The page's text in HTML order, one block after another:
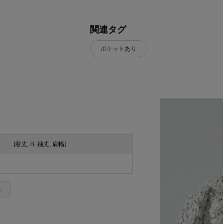
関連タグ
ポケットあり
[着丈, B, 袖丈, 肩幅]